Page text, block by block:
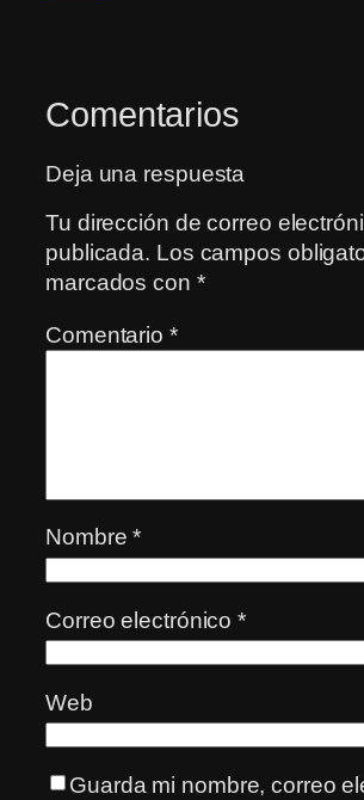
Comentarios
Deja una respuesta
Tu dirección de correo
publicada. Los campos
marcados con *
Comentario *
Nombre*
Correo electrónico*
Web
Guarda mi nombre, correo